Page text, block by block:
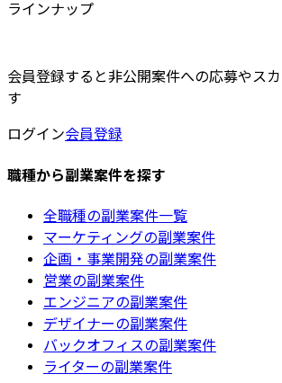
ラインナップ
会員登録すると非公開案件への応募やス
す
ログイン会員登録
職種から副業案件を探す
全職種の副業案件一覧
マーケティングの副業案件
企画・事業開発の副業案件
営業の副業案件
エンジニアの副業案件
デザイナーの副業案件
バックオフィスの副業案件
ライターの副業案件